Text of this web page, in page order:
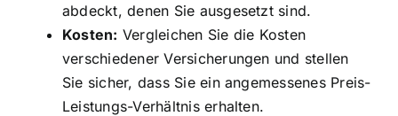
abdeckt, denen Sie ausgesetzt sind.
Kosten: Vergleichen Sie die Kosten
verschiedener Versicherungen und stellen
Sie sicher, dass Sie ein angemessenes Preis-
Leistungs-Verhältnis erhalten.